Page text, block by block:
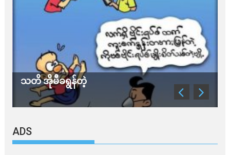
သတိ အိုမီခရွန်တဲ့
ADS